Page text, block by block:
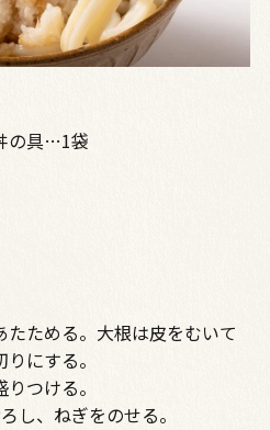
の具…1袋
たためる。大根は皮をむいて
にする。
つける。
し、ねぎをのせる。